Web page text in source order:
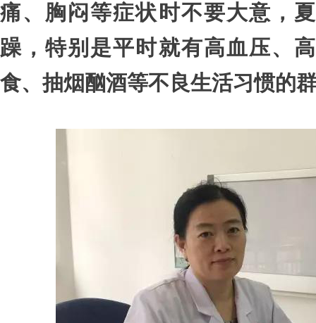
痛、胸闷等症状时不要大意，
躁，特别是平时就有高血压、
食、抽烟酗酒等不良生活习惯的